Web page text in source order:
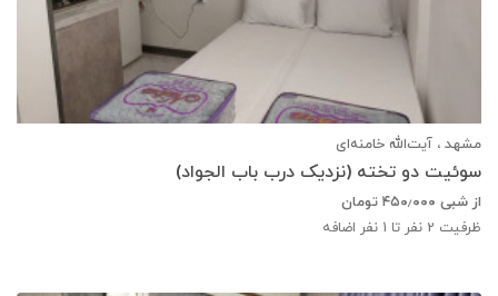
مشهد ، آیت‌الله خامنه‌ای
سوئیت دو تخته (نزدیک درب باب الجواد)
از شبی ۴۵۰٫۰۰۰ تومان
ظرفیت 2 نفر تا 1 نفر اضافه